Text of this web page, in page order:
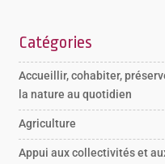
Catégories
Accueillir, cohabiter,
la nature au quotidien
Agriculture
Appui aux collectivités et